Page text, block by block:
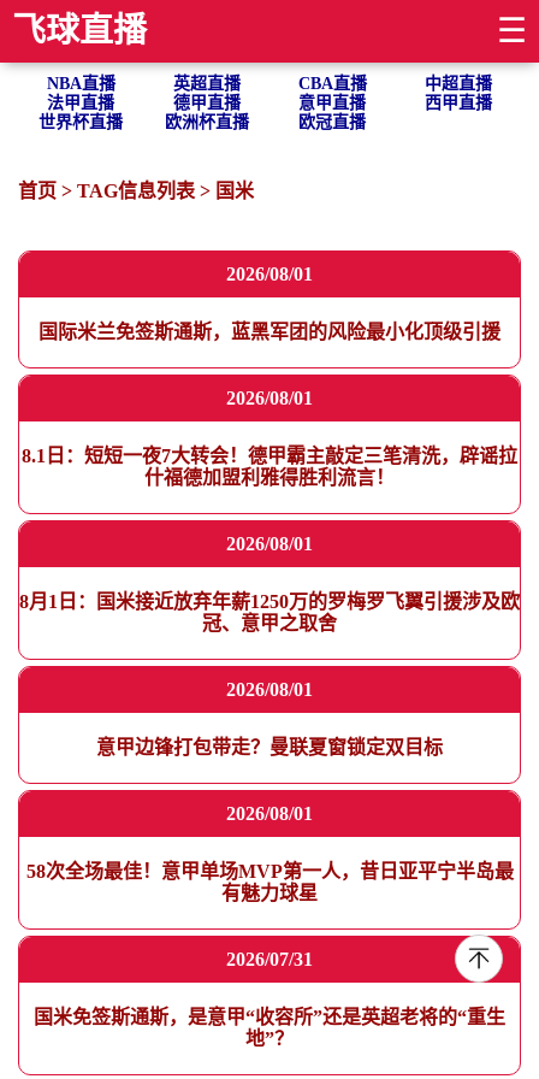
飞球直播 ☰
NBA直播 英超直播 CBA直播
中超直播
法甲直播
德甲直播 意甲直播
西甲直播
世界杯直播
欧洲杯直播 欧冠直播
首页 > TAG信息列表 > 国米
2026/08/01
国际米兰免签斯通斯，蓝黑军团的风险最小化顶级引援
2026/08/01
8.1日：短短一夜7大转会！德甲霸主敲定三笔清洗，辟谣拉
什福德加盟利雅得胜利流言！
2026/08/01
8月1日：国米接近放弃年薪1250万的罗梅罗飞翼引援涉及欧
冠、意甲之取舍
2026/08/01
意甲边锋打包带走？曼联夏窗锁定双目标
2026/08/01
58次全场最佳！意甲单场MVP第一人，昔日亚平宁半岛最
有魅力球星
2026/07/31
国米免签斯通斯，是意甲“收容所”还是英超老将的“重生
地”？